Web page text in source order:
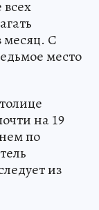
месяц. С
место
на 19
по
из